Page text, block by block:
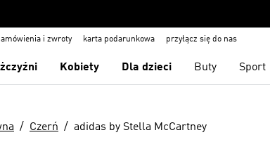
i zwroty karta podarunkowa przyłącz się do nas
Kobiety Dla dzieci Buty Sport
Czerń adidas by Stella McCartney